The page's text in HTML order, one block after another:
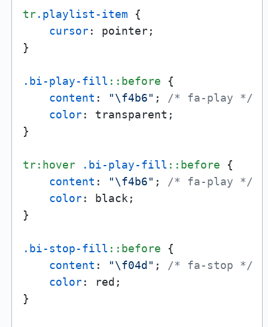
tr.playlist-item {
cursor: pointer;
}
.bi-play-fill ::before {
content : "\f4b6" ; /* fa-play */
color: transparent;
}
tr:hover .bi-play-fill ::before {
content : "\f4b6" ; /* fa-play */
color: black;
}
.bi-stop-fill ::before {
content : "\f04d" ; /* fa-stop */
color: red;
}